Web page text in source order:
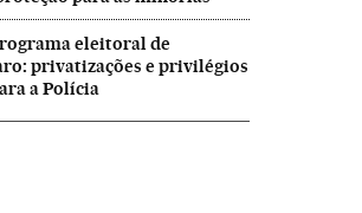
eleitoral de
privatizações e privilégios
a Polícia